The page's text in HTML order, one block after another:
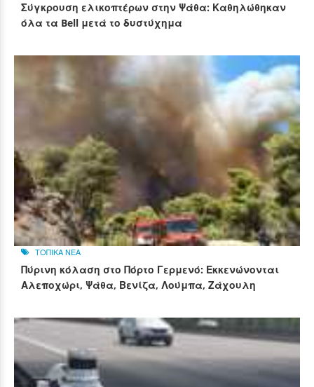
Σύγκρουση ελικοπτέρων στην Ψάθα: Καθηλώθηκαν
όλα τα Bell μετά το δυστύχημα
ΤΟΠΙΚΑ ΝΕΑ
Πύρινη κόλαση στο Πόρτο Γερμενό: Εκκενώνονται
Αλεποχώρι, Ψάθα, Βενίζα, Λούμπα, Ζάχουλη